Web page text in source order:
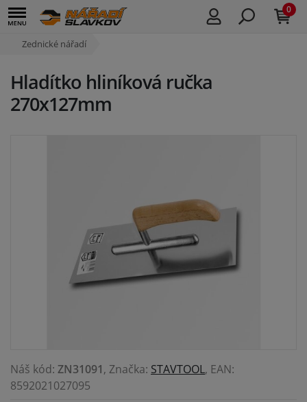
0
Zednické nářadí
Hladítko hliníková ručka
270x127mm
Náš kód: ZN31091, Značka: STAVTOOL, EAN:
8592021027095